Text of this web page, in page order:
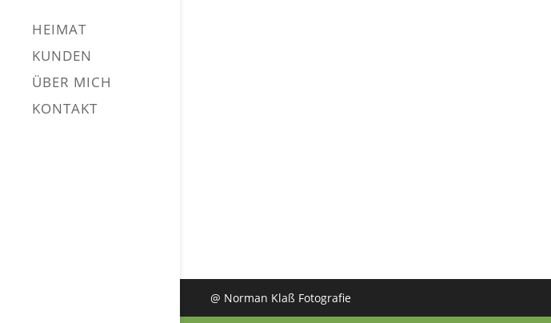
HEIMAT
KUNDEN
ÜBER MICH
KONTAKT
@ Norman Klaß Fotografie